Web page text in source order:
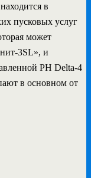
в
пусковых услуг
может
3SL», и
РН Delta-4
в основном от